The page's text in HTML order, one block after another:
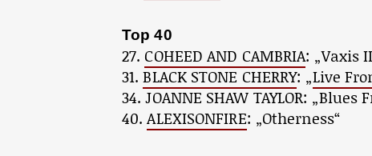
Top 40
27. COHEED AND CAMBRIA: „Vaxis
31.BLACK STONE CHERRY: „Live
34. JOANNE SHAW TAYLOR:
40.ALEXISONFIRE: „Otherness“